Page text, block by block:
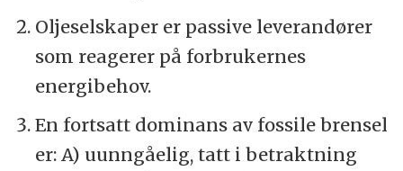
Oljeselskaper er passive leverandører
som reagerer på forbrukernes
energibehov.
En fortsatt dominans av fossile brensel
er: A) uunngåelig, tatt i betraktning